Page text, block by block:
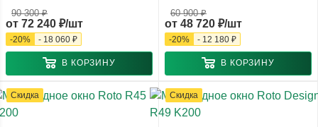
от 72 240 ₽/шт
90 300 ₽
-20% - 18 060 ₽
В КОРЗИНУ
от 48 720 ₽/шт
60 900 ₽
-20% - 12 180 ₽
В КОРЗИНУ
Скидка Скидка